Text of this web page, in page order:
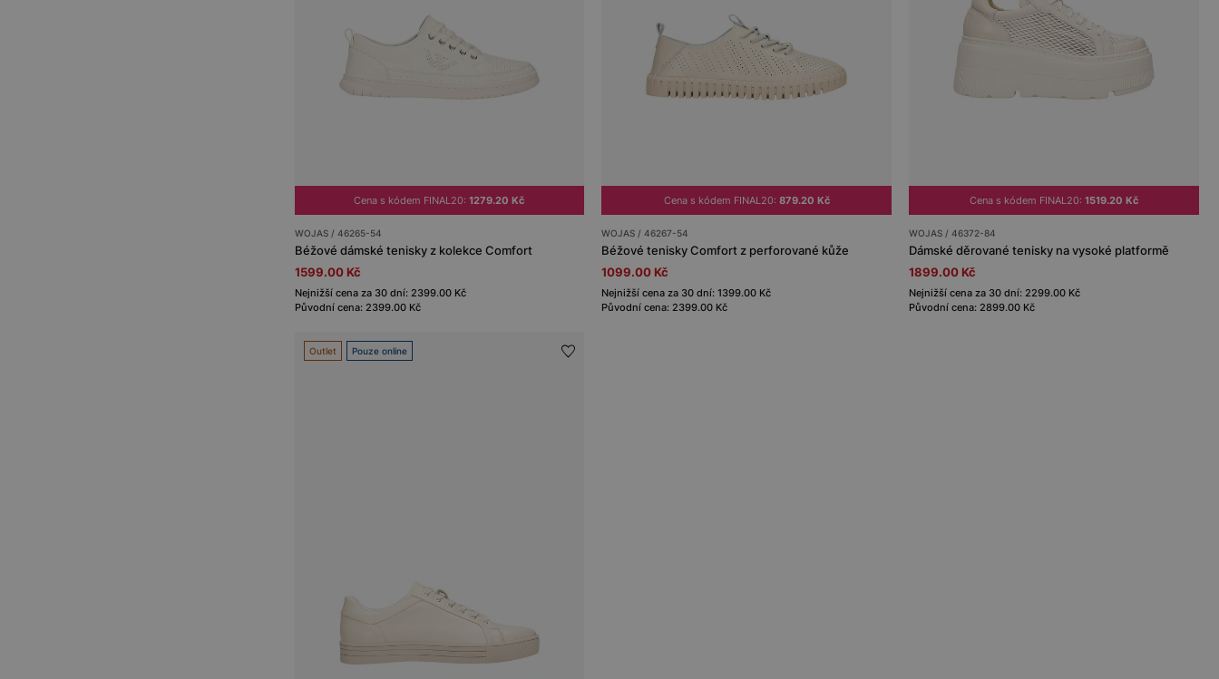
Cena s kódem FINAL20:1279.20 Kč
WOJAS / 46265-54
Béžové dámské tenisky z kolekce Comfort
1599.00 Kč
Nejnižší cena za 30 dní: 2399.00 Kč
Původní cena: 2399.00 Kč
Cena s kódem FINAL20: 879.20 Kč
WOJAS / 46267-54
Béžové tenisky Comfort z perforované kůže
1099.00 Kč
Nejnižší cena za 30 dní: 1399.00 Kč
Původní cena: 2399.00 Kč
Cena s kódem FINAL20:1519.20 Kč
WOJAS / 46372-84
Dámské děrované tenisky na vysoké platformě
1899.00 Kč
Nejnižší cena za 30 dní: 2299.00 Kč
Původní cena: 2899.00 Kč
Outlet Pouze online